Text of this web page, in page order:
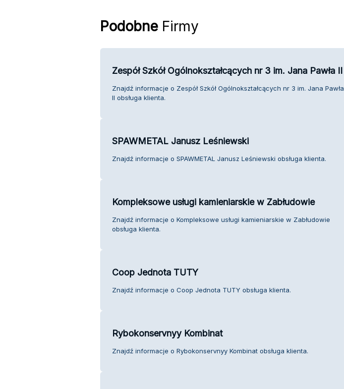
PodobneFirmy
Zespół Szkół Ogólnokształcących nr 3 im. Jana Pawła II
Znajdź informacje o Zespół Szkół Ogólnokształcących nr 3 im. Jana Pawła
II obsługa klienta.
SPAWMETAL Janusz Leśniewski
Znajdź informacje o SPAWMETAL Janusz Leśniewski obsługa klienta.
Kompleksowe usługi kamieniarskie w Zabłudowie
Znajdź informacje o Kompleksowe usługi kamieniarskie w Zabłudowie
obsługa klienta.
Coop Jednota TUTY
Znajdź informacje o Coop Jednota TUTY obsługa klienta.
Rybokonservnyy Kombinat
Znajdź informacje o Rybokonservnyy Kombinat obsługa klienta.